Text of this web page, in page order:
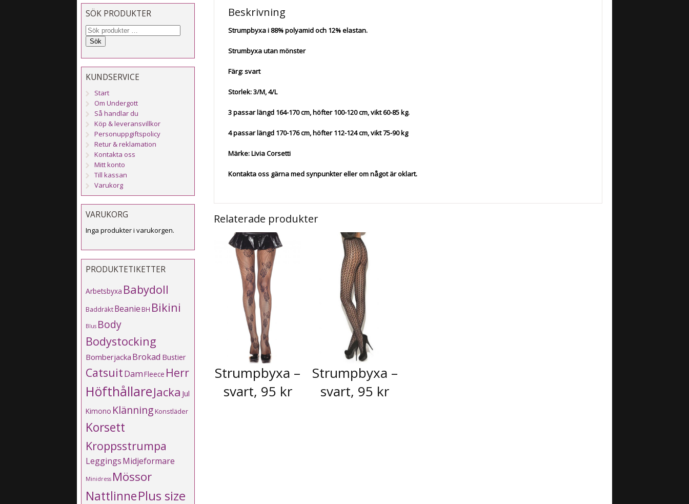
Beskrivning
Strumpbyxa i 88% polyamid och 12% elastan.
Strumbyxa utan mönster
Färg: svart
Storlek: 3/M, 4/L
3 passar längd 164-170 cm, höfter 100-120 cm, vikt 60-85 kg.
4 passar längd 170-176 cm, höfter 112-124 cm, vikt 75-90 kg
Märke: Livia Corsetti
Kontakta oss gärna med synpunkter eller om något är oklart.
Relaterade produkter
Strumpbyxa –
svart, 95 kr
Strumpbyxa –
svart, 95 kr
SÖK PRODUKTER
Sök
KUNDSERVICE
Start
Om Undergott
Så handlar du
Köp & leveransvillkor
Personuppgiftspolicy
Retur & reklamation
Kontakta oss
Mitt konto
Till kassan
Varukorg
VARUKORG
Inga produkter i varukorgen.
PRODUKTETIKETTER
Arbetsbyxa Babydoll
BaddräktBeanieBH Bikini
Blus Body
Bodystocking
Bomberjacka Brokad Bustier
CatsuitDamFleece Herr
HöfthållareJacka Jul
Kimono KlänningKonstläder
Korsett
Kroppsstrumpa
LeggingsMidjeformare
Minidress Mössor
NattlinnePlus size